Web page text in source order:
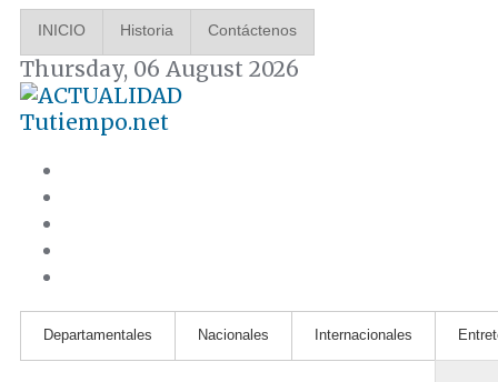
INICIO Historia Contáctenos
Thursday, 06 August 2026
Tutiempo.net
Departamentales Nacionales Internacionales